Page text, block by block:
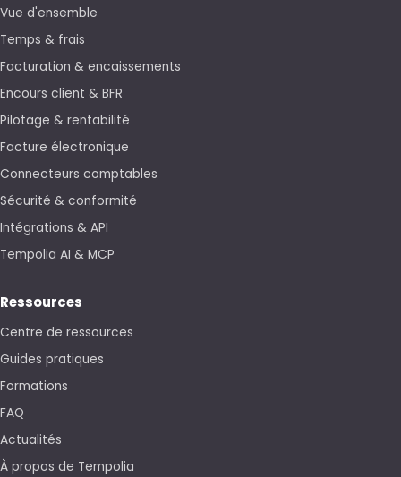
Vue d'ensemble
Temps & frais
Facturation & encaissements
Encours client & BFR
Pilotage & rentabilité
Facture électronique
Connecteurs comptables
Sécurité & conformité
Intégrations & API
Tempolia AI & MCP
Ressources
Centre de ressources
Guides pratiques
Formations
FAQ
Actualités
À propos de Tempolia